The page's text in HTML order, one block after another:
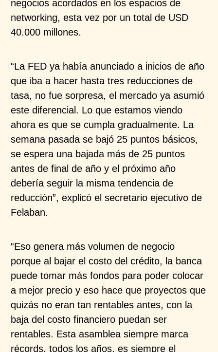
negocios acordados en los espacios de
networking, esta vez por un total de USD
40.000 millones.
“La FED ya había anunciado a inicios de año
que iba a hacer hasta tres reducciones de
tasa, no fue sorpresa, el mercado ya asumió
este diferencial. Lo que estamos viendo
ahora es que se cumpla gradualmente. La
semana pasada se bajó 25 puntos básicos,
se espera una bajada más de 25 puntos
antes de final de año y el próximo año
debería seguir la misma tendencia de
reducción”, explicó el secretario ejecutivo de
Felaban.
“Eso genera más volumen de negocio
porque al bajar el costo del crédito, la banca
puede tomar más fondos para poder colocar
a mejor precio y eso hace que proyectos que
quizás no eran tan rentables antes, con la
baja del costo financiero puedan ser
rentables. Esta asamblea siempre marca
récords, todos los años, es siempre el